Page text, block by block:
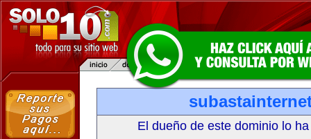
El dueño de este dominio lo